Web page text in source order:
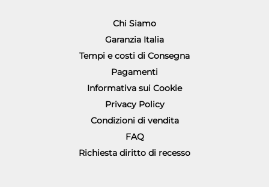
Chi Siamo
Garanzia Italia
Tempi e costi di Consegna
Pagamenti
Informativa sui Cookie
Privacy Policy
Condizioni di vendita
FAQ
Richiesta diritto di recesso